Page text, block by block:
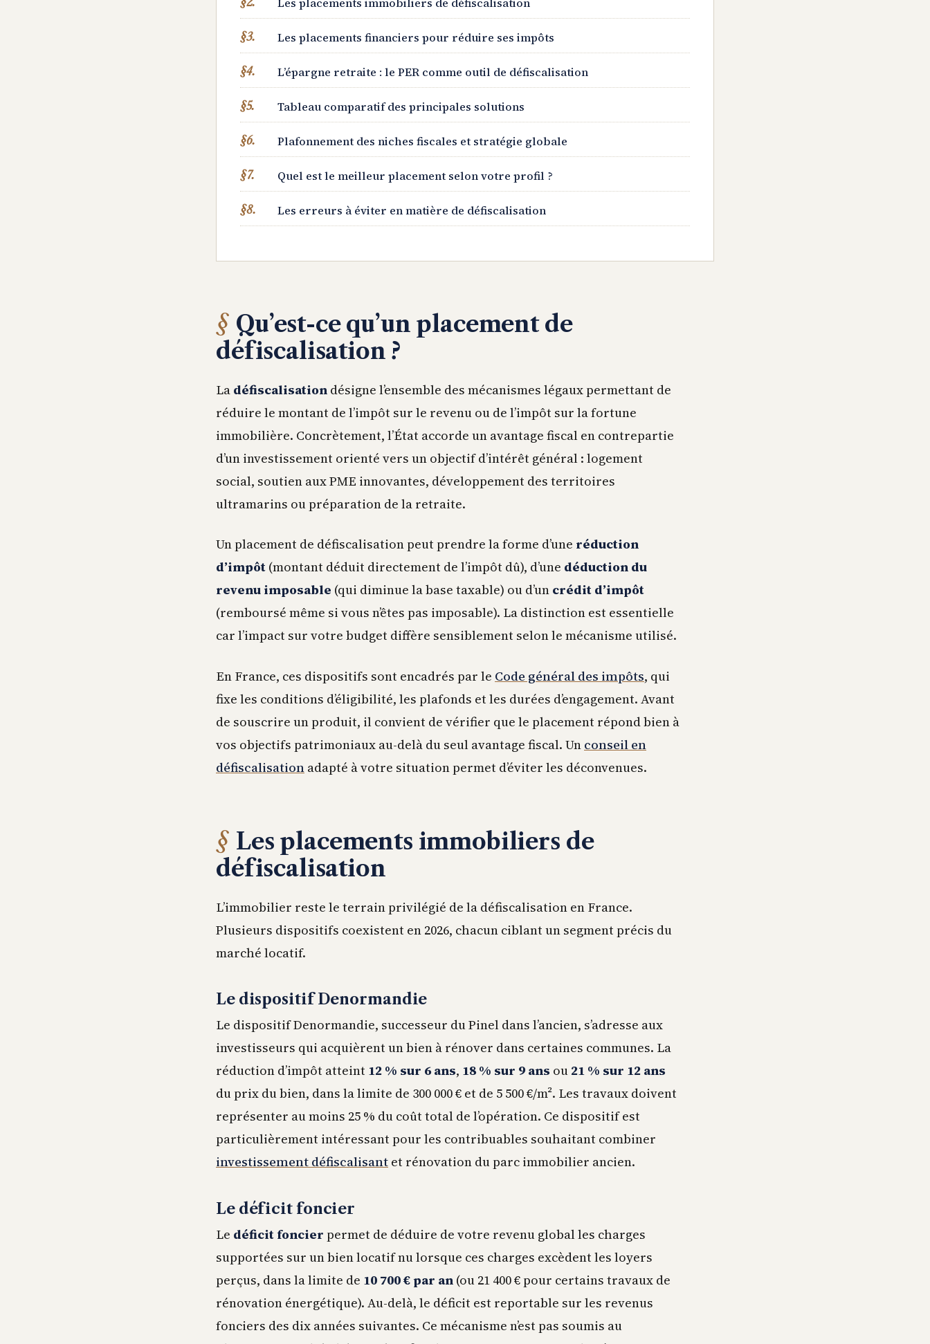
Les placements financiers pour réduire ses impôts
L’épargne retraite : le PER comme outil de défiscalisation
Tableau comparatif des principales solutions
Plafonnement des niches fiscales et stratégie globale
Quel est le meilleur placement selon votre profil ?
Les erreurs à éviter en matière de défiscalisation
Qu’est-ce qu’un placement de
défiscalisation ?
La défiscalisation désigne l’ensemble des mécanismes légaux permettant de
réduire le montant de l’impôt sur le revenu ou de l’impôt sur la fortune
immobilière. Concrètement, l’État accorde un avantage fiscal en contrepartie
d’un investissement orienté vers un objectif d’intérêt général : logement
social, soutien aux PME innovantes, développement des territoires
ultramarins ou préparation de la retraite.
Un placement de défiscalisation peut prendre la forme d’une réduction
d’impôt (montant déduit directement de l’impôt dû), d’une déduction du
revenu imposable (qui diminue la base taxable) ou d’un crédit d’impôt
(remboursé même si vous n’êtes pas imposable). La distinction est essentielle
car l’impact sur votre budget diffère sensiblement selon le mécanisme utilisé.
En France, ces dispositifs sont encadrés par le Code général des impôts, qui
fixe les conditions d’éligibilité, les plafonds et les durées d’engagement. Avant
de souscrire un produit, il convient de vérifier que le placement répond bien à
vos objectifs patrimoniaux au-delà du seul avantage fiscal. Un conseil en
défiscalisation adapté à votre situation permet d’éviter les déconvenues.
Les placements immobiliers de
défiscalisation
L’immobilier reste le terrain privilégié de la défiscalisation en France.
Plusieurs dispositifs coexistent en 2026, chacun ciblant un segment précis du
marché locatif.
Le dispositif Denormandie
Le dispositif Denormandie, successeur du Pinel dans l’ancien, s’adresse aux
investisseurs qui acquièrent un bien à rénover dans certaines communes. La
réduction d’impôt atteint 12 % sur 6 ans, 18 % sur 9 ans ou 21 % sur 12 ans
du prix du bien, dans la limite de 300 000 € et de 5 500 €/m². Les travaux doivent
représenter au moins 25 % du coût total de l’opération. Ce dispositif est
particulièrement intéressant pour les contribuables souhaitant combiner
investissement défiscalisant et rénovation du parc immobilier ancien.
Le déficit foncier
Le déficit foncier permet de déduire de votre revenu global les charges
supportées sur un bien locatif nu lorsque ces charges excèdent les loyers
perçus, dans la limite de 10 700 € par an (ou 21 400 € pour certains travaux de
rénovation énergétique). Au-delà, le déficit est reportable sur les revenus
fonciers des dix années suivantes. Ce mécanisme n’est pas soumis au